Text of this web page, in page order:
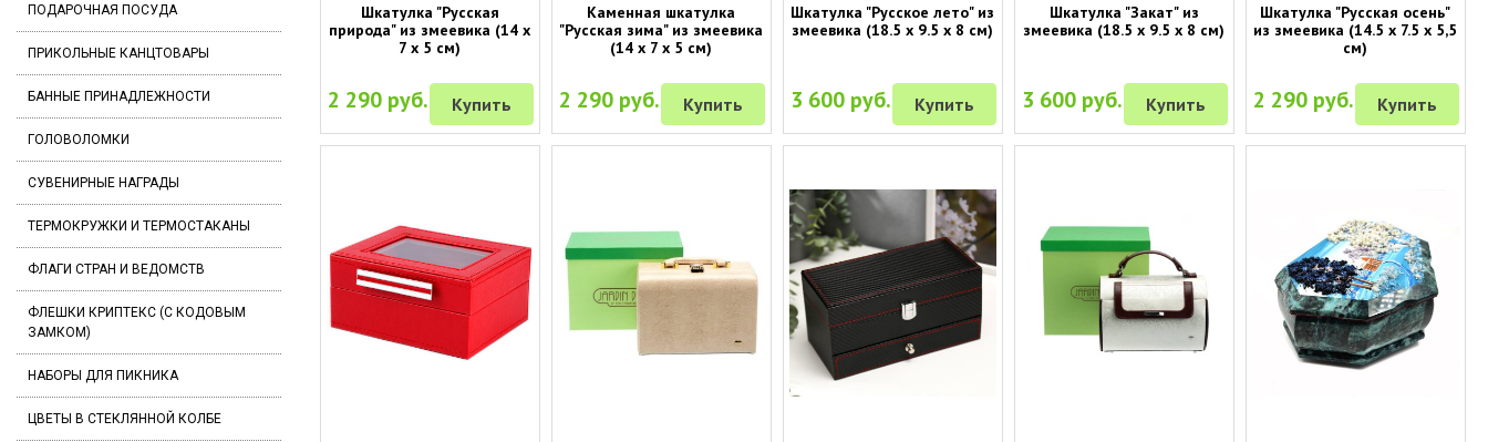
ПОДАРОЧНАЯ ПОСУДА
ПРИКОЛЬНЫЕ КАНЦТОВАРЫ
БАННЫЕ ПРИНАДЛЕЖНОСТИ
ГОЛОВОЛОМКИ
СУВЕНИРНЫЕ НАГРАДЫ
ТЕРМОКРУЖКИ И ТЕРМОСТАКАНЫ
ФЛАГИ СТРАН И ВЕДОМСТВ
ФЛЕШКИ КРИПТЕКС (С КОДОВЫМ
ЗАМКОМ)
НАБОРЫ ДЛЯ ПИКНИКА
ЦВЕТЫ В СТЕКЛЯННОЙ КОЛБЕ
Шкатулка "Русская
природа" из змеевика (14 х
7 х 5 см)
2 290 руб. Купить
Каменная шкатулка
"Русская зима" из змеевика
(14 х 7 х 5 см)
2 290 руб. Купить
Шкатулка "Русское лето" из
змеевика (18.5 х 9.5 х 8 см)
3 600 руб. Купить
Шкатулка "Закат" из
змеевика (18.5 х 9.5 х 8 см)
3 600 руб. Купить
Шкатулка "Русская осень"
из змеевика (14.5 х 7.5 х 5,5
см)
2 290 руб. Купить